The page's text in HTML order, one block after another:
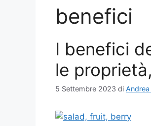
benefici
I benefici
le
5 Settembre 2023 di